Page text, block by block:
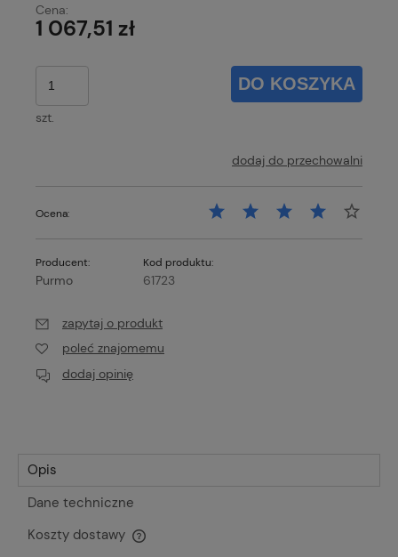
Cena:
1 067,51 zł
szt.
DO KOSZYKA
dodaj do przechowalni
Ocena:
Producent:
Purmo
Kod produktu:
61723
zapytaj o produkt
poleć znajomemu
dodaj opinię
Opis
Dane techniczne
Koszty dostawy
Cena nie zawiera ewentualnych kosztów płatności